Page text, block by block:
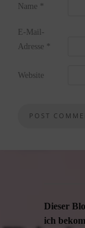
Name *
E-Mail-
Adresse *
Website
Dieser
ich